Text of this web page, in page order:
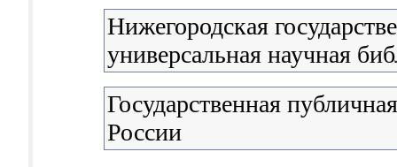
Нижегородская
универсальная научная
Государственная
России